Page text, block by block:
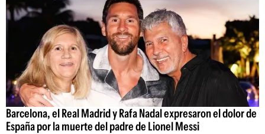
Barcelona, el Real Madrid y Rafa Nadal expresaron el dolor de
España por la muerte del padre de Lionel Messi